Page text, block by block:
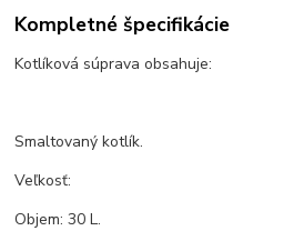
Kompletné špecifikácie
Kotlíková súprava obsahuje:
Smaltovaný kotlík.
Veľkosť:
Objem: 30 L.